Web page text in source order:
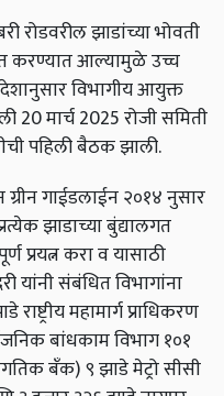
रोडवरीलझाडांच्याभोवती
करण्यातआल्यामुळेउच्च
विभागीयआयुक्त
20मार्च2025रोजीसमिती
पहिलीबैठकझाली.
ग्रीनगाईडलाईन२०१४नुसार
झाडाच्याबुंद्यालगत
प्रयत्नकरावयासाठी
यांनीसंबंधितविभागांना
राष्ट्रीयमहामार्गप्राधिकरण
बांधकामविभाग१०१
बँक)९झाडेमेट्रोसीसी